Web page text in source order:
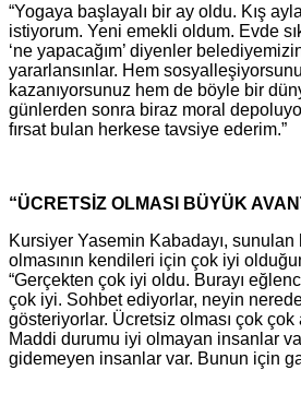
“Yogaya başlayalı bir ay oldu. Kış
istiyorum. Yeni emekli oldum. Evde
‘ne yapacağım’ diyenler
yararlansınlar. Hem
kazanıyorsunuz hem de böyle bir
günlerden sonra biraz moral
fırsat bulan herkese tavsiye ederim.”
“ÜCRETSİZ OLMASI BÜYÜK
Kursiyer Yasemin Kabadayı,
olmasının kendileri için çok iyi
“Gerçekten çok iyi oldu. Burayı
çok iyi. Sohbet ediyorlar, neyin nerede
gösteriyorlar. Ücretsiz olması çok çok
Maddi durumu iyi olmayan insanlar
gidemeyen insanlar var. Bunun için